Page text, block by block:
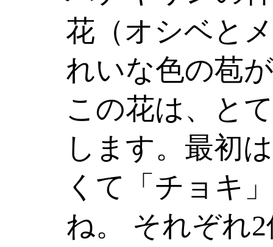
花（オシベと
れいな色の苞
この花は、と
します。最初
くて「チョキ
ね。 それぞれ